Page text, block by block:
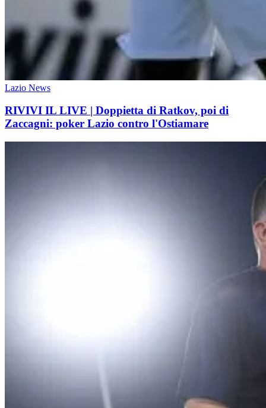
Lazio News
RIVIVI IL LIVE | Doppietta di Ratkov, poi di
Zaccagni: poker Lazio contro l'Ostiamare